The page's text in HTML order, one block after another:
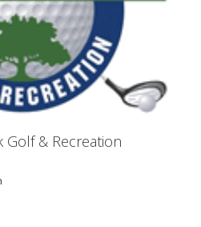
Golf & Recreation